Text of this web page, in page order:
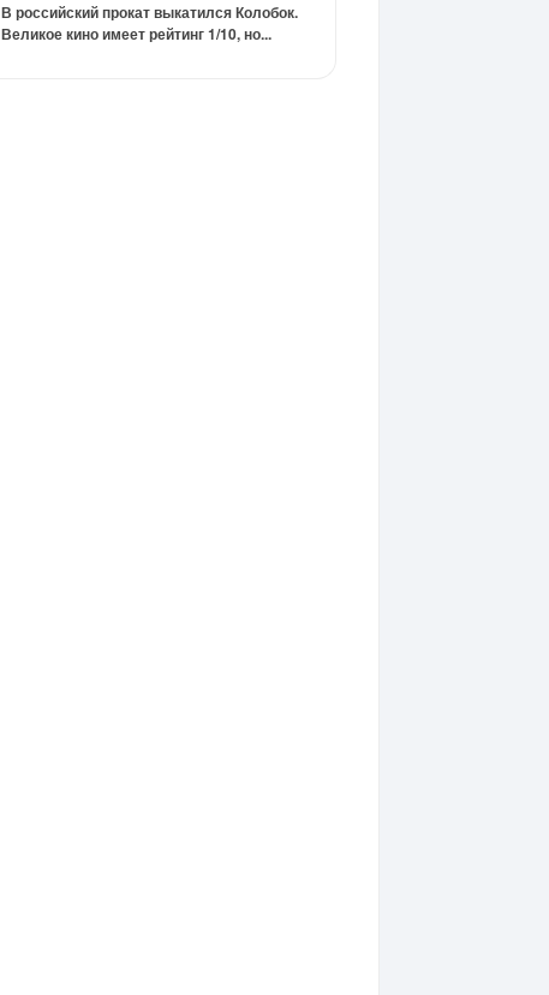
В российский прокат выкатился Колобок.
Великое кино имеет рейтинг 1/10, но...